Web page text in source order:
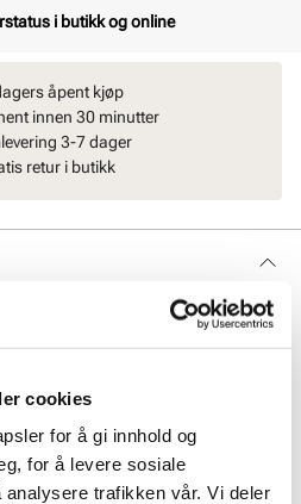
cookies
for å gi innhold og
for å levere sosiale
trafikken vår. Vi deler
i butikk og online
åpent kjøp
innen 30 minutter
3-7 dager
retur i butikk
beskyttelse. Den lave ECCO
for å tåle elementene. Denne
pustende. Innvendig tekstilfôr gir
for enkelt innsteg og justering.
100 % vanntett sko. Bygget på
naturlige form, for forsterket
midtsåle er kombinert med det